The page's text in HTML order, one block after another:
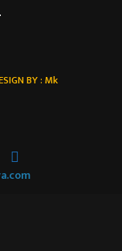
BY :Mk